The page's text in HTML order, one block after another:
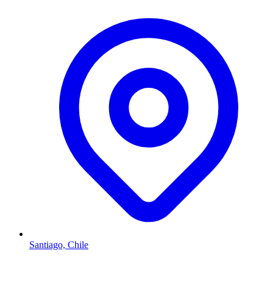
Santiago, Chile